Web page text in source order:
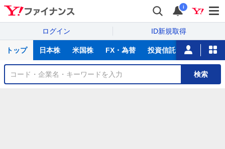
i
ログイン ID新規取得
サ
トップ 日本株 米国株 FX・為替 投資信託 ニュース
銘
検索